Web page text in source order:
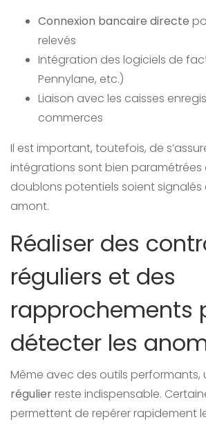
Connexion bancaire directe
relevés
Intégration des logiciels de
Pennylane, etc.)
Liaison avec les caisses
commerces
Il est important, toutefois, de
intégrations sont bien paramétrées
doublons potentiels soient signalés
amont.
Réaliser des
réguliers et des
rapprochements
détecter les
Même avec des outils performants,
régulierreste indispensable.
permettent de repérer rapidement